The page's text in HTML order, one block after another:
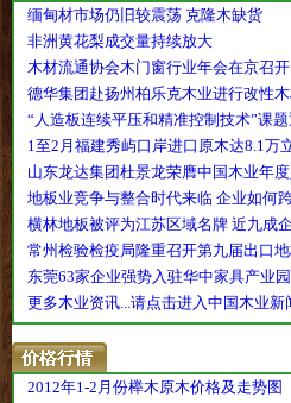
缅甸材市场仍旧较震荡 克隆木缺货
非洲黄花梨成交量持续放大
木材流通协会木门窗行业年会在京召开
德华集团赴扬州柏乐克木业进行改性
“人造板连续平压和精准控制技术”课
1至2月福建秀屿口岸进口原木达8.1万
山东龙达集团杜景龙荣膺中国木业年
地板业竞争与整合时代来临 企业如何
横林地板被评为江苏区域名牌 近九成
常州检验检疫局隆重召开第九届出口
东莞63家企业强势入驻华中家具产业园
更多木业资讯...请点击进入中国木业新
2012年1-2月份榉木原木价格及走势图